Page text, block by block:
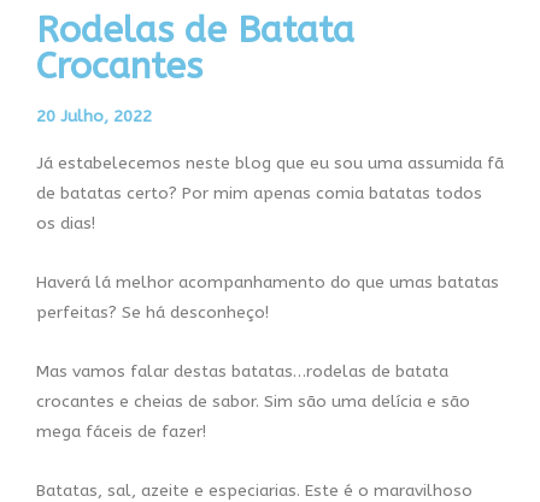
Rodelas de Batata
Crocantes
20 Julho, 2022
Já estabelecemos neste blog que eu sou uma assumida fã
de batatas certo? Por mim apenas comia batatas todos
os dias!
Haverá lá melhor acompanhamento do que umas batatas
perfeitas? Se há desconheço!
Mas vamos falar destas batatas…rodelas de batata
crocantes e cheias de sabor. Sim são uma delícia e são
mega fáceis de fazer!
Batatas, sal, azeite e especiarias. Este é o maravilhoso